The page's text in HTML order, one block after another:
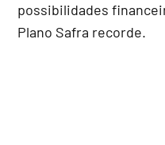
possibilidades
Plano Safra recorde.